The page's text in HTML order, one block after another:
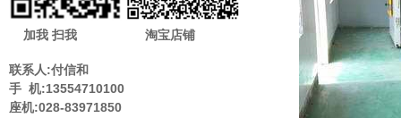
加我 扫我 淘宝店铺
联系人:付信和
手 机:13554710100
座机:028-83971850